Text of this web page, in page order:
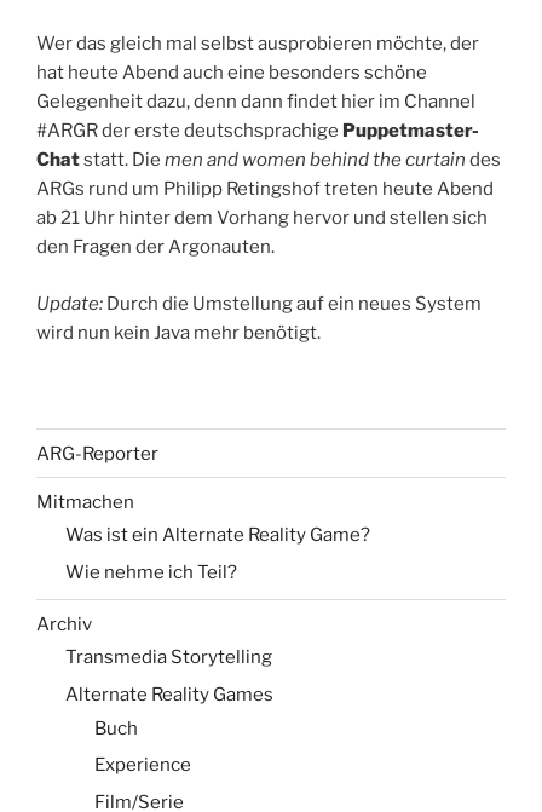
Wer das gleich mal selbst ausprobieren möchte, der
hat heute Abend auch eine besonders schöne
Gelegenheit dazu, denn dann findet hier im Channel
#ARGR der erste deutschsprachige Puppetmaster-
Chatstatt. Die men and women behind the curtain des
ARGs rund um Philipp Retingshof treten heute Abend
ab 21 Uhr hinter dem Vorhang hervor und stellen sich
den Fragen der Argonauten.
Update: Durch die Umstellung auf ein neues System
wird nun kein Java mehr benötigt.
ARG-Reporter
Mitmachen
Was ist ein Alternate Reality Game?
Wie nehme ich Teil?
Archiv
Transmedia Storytelling
Alternate Reality Games
Buch
Experience
Film/Serie